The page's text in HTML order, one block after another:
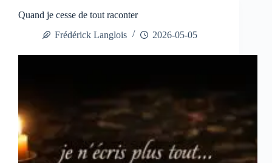
Quand je cesse de tout raconter
Frédérick Langlois
2026-05-05